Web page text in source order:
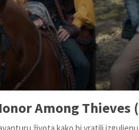
Among Thieves
života kako bi vratili